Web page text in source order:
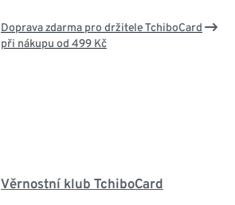
Doprava zdarma pro držitele TchiboCard
při nákupu od 499 Kč
Věrnostní klub TchiboCard